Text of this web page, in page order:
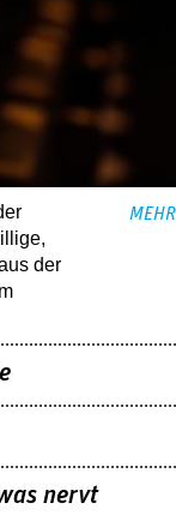
der
MEHR
nervt